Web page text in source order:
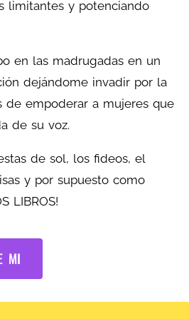
limitantes y potenciando
en las madrugadas en un
dejándome invadir por la
de empoderar a mujeres que
de su voz.
de sol, los fideos, el
y por supuesto como
LIBROS!
MI